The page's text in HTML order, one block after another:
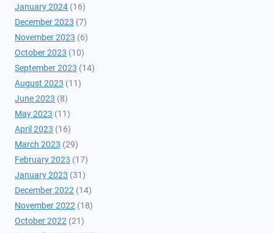
January 2024 (16)
December 2023 (7)
November 2023 (6)
October 2023 (10)
September 2023 (14)
August 2023 (11)
June 2023 (8)
May 2023 (11)
April 2023 (16)
March 2023 (29)
February 2023 (17)
January 2023 (31)
December 2022 (14)
November 2022 (18)
October 2022 (21)